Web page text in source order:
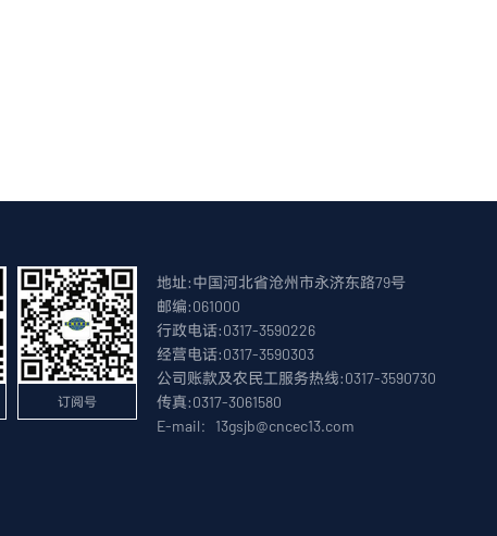
订阅号
地址:中国河北省沧州市永济东路79号
邮编:061000
行政电话:0317-3590226
经营电话:0317-3590303
公司账款及农民工服务热线:0317-3590730
传真:0317-3061580
E-mail：13gsjb@cncec13.com